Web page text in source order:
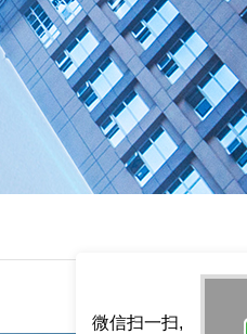
微信扫一扫,